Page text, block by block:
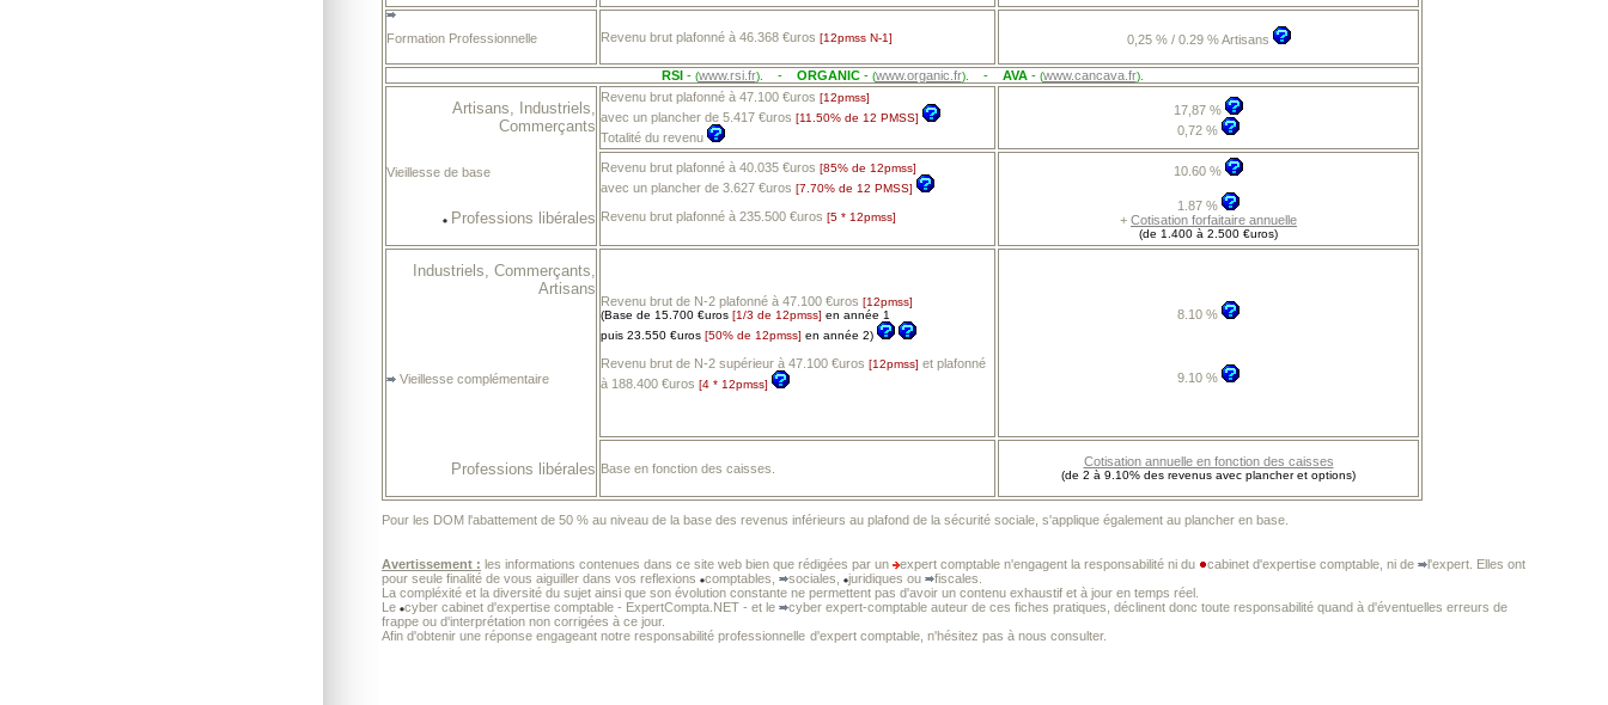
Formation Professionnelle Revenu brut plafonné à 46.368 €uros [12pmss N-1] 0,25 % / 0.29 % Artisans
RSI- (www.rsi.fr). - ORGANIC- (www.organic.fr). - AVA- (www.cancava.fr).
Artisans, Industriels,
Commerçants
Vieillesse de base
Professions libérales
Revenu brut plafonné à 47.100 €uros [12pmss]
avec un plancher de 5.417 €uros [11.50% de 12 PMSS]
Totalité du revenu
17,87 %
0,72 %
Revenu brut plafonné à 40.035 €uros [85% de 12pmss]
avec un plancher de 3.627 €uros [7.70% de 12 PMSS]
Revenu brut plafonné à 235.500 €uros [5 * 12pmss]
10.60 %
1.87 %
+ Cotisation forfaitaire annuelle
(de 1.400 à 2.500 €uros)
Industriels, Commerçants,
Artisans
Vieillesse complémentaire
Professions libérales
Revenu brut de N-2 plafonné à 47.100 €uros [12pmss]
(Base de 15.700 €uros [1/3 de 12pmss] en année 1
puis 23.550 €uros [50% de 12pmss] en année 2)
Revenu brut de N-2 supérieur à 47.100 €uros [12pmss] et plafonné
à 188.400 €uros [4 * 12pmss]
8.10 %
9.10 %
Base en fonction des caisses. Cotisation annuelle en fonction des caisses
(de 2 à 9.10% des revenus avec plancher et options)
Pour les DOM l'abattement de 50 % au niveau de la base des revenus inférieurs au plafond de la sécurité sociale, s'applique également au plancher en base.
Avertissement : les informations contenues dans ce site web bien que rédigées par un expert comptable n'engagent la responsabilité ni du cabinet d'expertise comptable, ni de
l'expert. Elles ont
pour seule finalité de vous aiguiller dans vos reflexions
comptables, sociales, juridiques ou
fiscales.
La compléxité et la diversité du sujet ainsi que son évolution constante ne permettent pas d'avoir un contenu exhaustif et à jour en temps réel.
Le cyber cabinet d'expertise comptable - ExpertCompta.NET - et le
cyber expert-comptable auteur de ces fiches pratiques, déclinent donc toute responsabilité quand à d'éventuelles erreurs de
frappe ou d'interprétation non corrigées à ce jour.
Afin d'obtenir une réponse engageant notre responsabilité professionnelle d'expert comptable, n'hésitez pas à nous consulter.